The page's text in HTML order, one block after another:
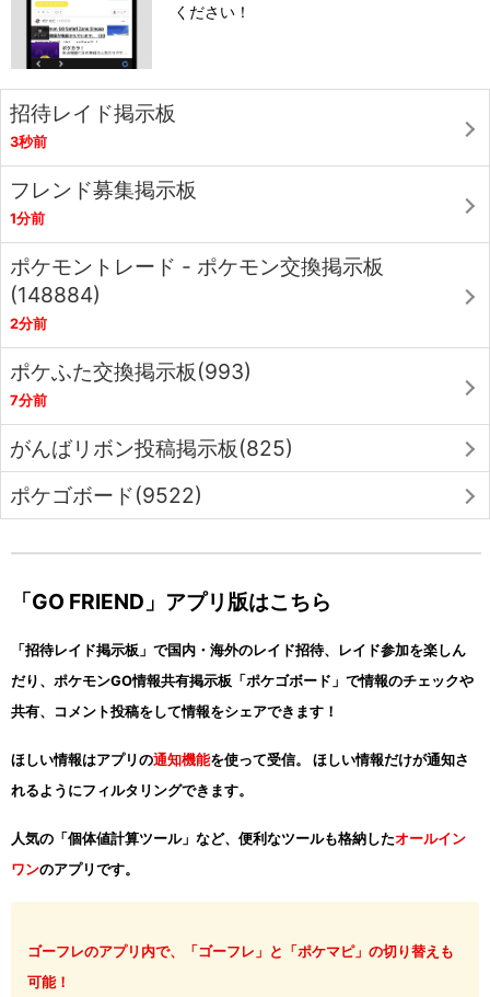
ください！
招待レイド掲示板
3秒前
フレンド募集掲示板
1分前
ポケモントレード - ポケモン交換掲示板
(148884)
2分前
ポケふた交換掲示板(993)
7分前
がんばリボン投稿掲示板(825)
ポケゴボード(9522)
「GO FRIEND」アプリ版はこちら
「招待レイド掲示板」で国内・海外のレイド招待、レイド参加を楽しん
だり、ポケモンGO情報共有掲示板「ポケゴボード」で情報のチェックや
共有、コメント投稿をして情報をシェアできます！
ほしい情報はアプリの通知機能を使って受信。 ほしい情報だけが通知さ
れるようにフィルタリングできます。
人気の「個体値計算ツール」など、便利なツールも格納したオールイン
ワンのアプリです。
ゴーフレのアプリ内で、「ゴーフレ」と「ポケマピ」の切り替えも
可能！